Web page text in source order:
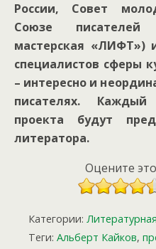
России, Совет
Союзе писателей
мастерская
специалистов сферы
– интересно и
писателях.
проекта будут
литератора.
Оцените
Категории:
Теги: Альберт Кайков,